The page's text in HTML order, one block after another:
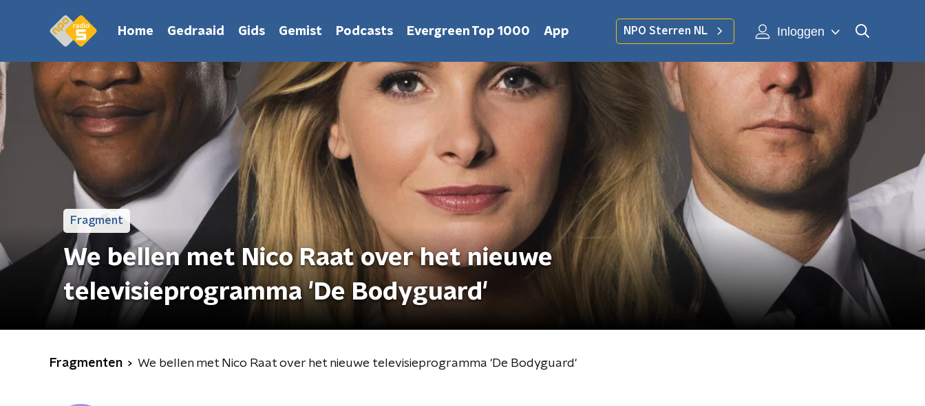
Home Gedraaid Gids Gemist Podcasts Evergreen Top 1000 App NPO Sterren NL Inloggen
Fragment
We bellen met Nico Raat over het nieuwe
televisieprogramma 'De Bodyguard'
Fragmenten We bellen met Nico Raat over het nieuwe televisieprogramma 'De Bodyguard'